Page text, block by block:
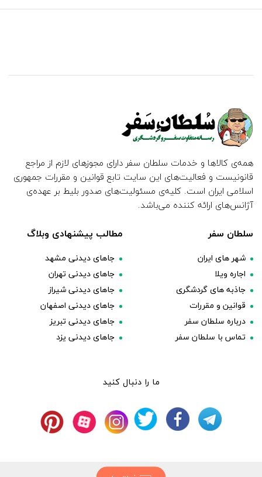
همه‌ی کالاها و خدمات سلطان سفر دارای مجوزهای لازم از مراجع
قانونیست و فعالیت‌های این سایت تابع قوانین و مقررات جمهوری
اسلامی ایران است. کلیه‌ی مسئولیت‌های صدور بلیط بر عهده‌ی
آژانس‌های ارائه کننده می‌باشد.
سلطان سفر
شهر های ایران
اجاره ویلا
جاذبه های گردشگری
قوانین و مقررات
درباره سلطان سفر
تماس با سلطان سفر
مطالب پیشنهادی وبلاگ
جاهای دیدنی مشهد
جاهای دیدنی تهران
جاهای دیدنی شیراز
جاهای دیدنی اصفهان
جاهای دیدنی تبریز
جاهای دیدنی یزد
ما را دنبال کنید